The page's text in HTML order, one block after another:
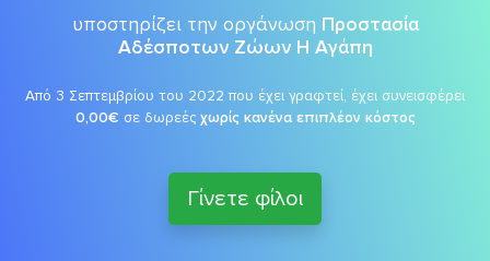
υποστηρίζει την οργάνωση Προστασία
Αδέσποτων Ζώων Η Αγάπη
Από 3 Σεπτεμβρίου του 2022 που έχει γραφτεί, έχει συνεισφέρει
0,00€ σε δωρεές χωρίς κανένα επιπλέον κόστος
Γίνετε φίλοι